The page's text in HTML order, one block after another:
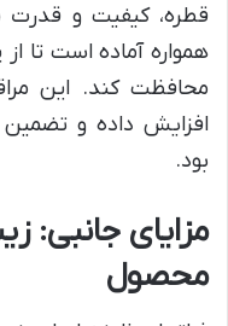
قطره، کیفیت و
همواره آماده است تا
محافظت کند. این
افزایش داده و تضمین
بود.
مزایای جانبی:
محصول